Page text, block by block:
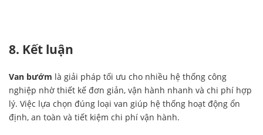
8. Kết luận
Van bướm là giải pháp tối ưu cho nhiều hệ thống công
nghiệp nhờ thiết kế đơn giản, vận hành nhanh và chi phí hợp
lý. Việc lựa chọn đúng loại van giúp hệ thống hoạt động ổn
định, an toàn và tiết kiệm chi phí vận hành.